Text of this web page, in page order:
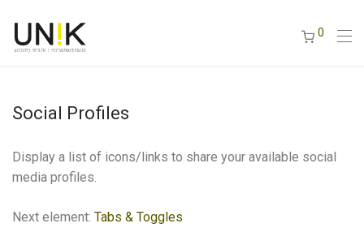
0
Social Profiles
Display a list of icons/links to share your available social
media profiles.
Next element: Tabs & Toggles